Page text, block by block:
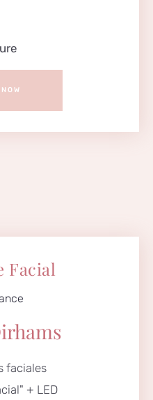
Facial
faciales
+ LED